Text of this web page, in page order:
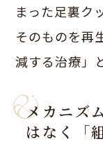
まった足裏ク
そのものを再
減する治療」
メカニズ
はなく「